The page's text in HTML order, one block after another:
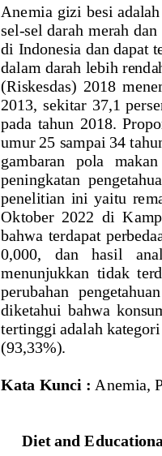
Anemia gizi besi
sel-sel darah merah
di Indonesia dan dapat
dalam darah lebih
(Riskesdas)  2018
2013,  sekitar  37,1  per
pada  tahun  2018.
umur 25 sampai 34
gambaran   pola
peningkatan
penelitian  ini  yaitu
Oktober 2022 di  Kamp
bahwa terdapat
0,000,   dan   hasil
menunjukkan  tidak
perubahan
diketahui  bahwa
tertinggi adalah
(93,33%).
Kata Kunci : Anemia,
Diet and